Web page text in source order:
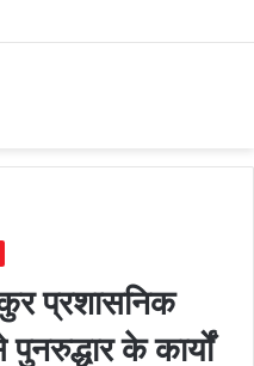
प्रशासनिक
के कार्यों